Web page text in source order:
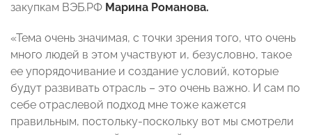
закупкам ВЭБ.РФ Марина Романова.
«Тема очень значимая, с точки зрения того, что очень
много людей в этом участвуют и, безусловно, такое
ее упорядочивание и создание условий, которые
будут развивать отрасль – это очень важно. И сам по
себе отраслевой подход мне тоже кажется
правильным, постольку-поскольку вот мы смотрели